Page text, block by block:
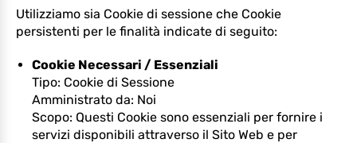
Utilizziamo sia Cookie di sessione che Cookie
persistenti per le finalità indicate di seguito:
Cookie Necessari / Essenziali
Tipo: Cookie di Sessione
Amministrato da: Noi
Scopo: Questi Cookie sono essenziali per fornire i
servizi disponibili attraverso il Sito Web e per